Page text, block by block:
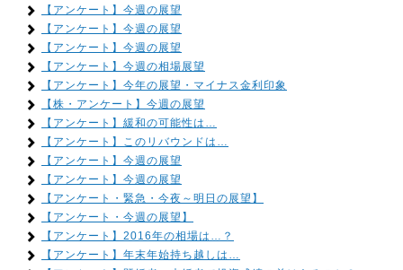
【アンケート】今週の展望
【アンケート】今週の展望
【アンケート】今週の展望
【アンケート】今週の相場展望
【アンケート】今年の展望・マイナス金利印象
【株・アンケート】今週の展望
【アンケート】緩和の可能性は…
【アンケート】このリバウンドは…
【アンケート】今週の展望
【アンケート】今週の展望
【アンケート・緊急・今夜～明日の展望】
【アンケート・今週の展望】
【アンケート】2016年の相場は…？
【アンケート】年末年始持ち越しは…